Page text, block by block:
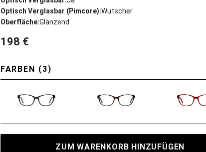
Optisch Verglasbar (Pimcore):Wutscher
Oberfläche:Glänzend
198 €
FARBEN (3)
ZUM WARENKORB HINZUFÜGEN